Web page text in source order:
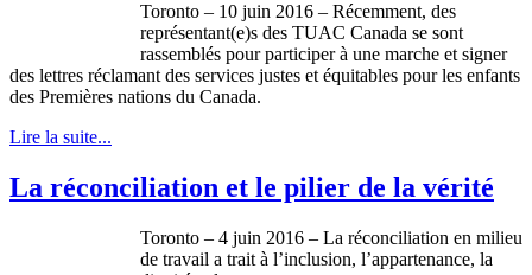
Toronto – 10 juin 2016 – Récemment, des
représentant(e)s des TUAC Canada se sont
rassemblés pour participer à une marche et signer
des lettres réclamant des services justes et équitables pour les enfants
des Premières nations du Canada.
Lire la suite...
La réconciliation et le pilier de la vérité
Toronto – 4 juin 2016 – La réconciliation en milieu
de travail a trait à l’inclusion, l’appartenance, la